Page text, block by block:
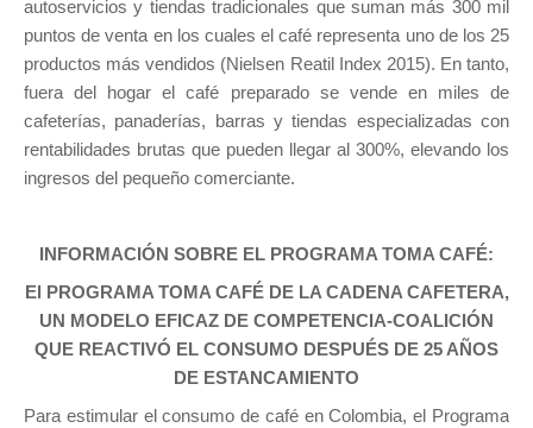
autoservicios y tiendas tradicionales que suman más 300 mil
puntos de venta en los cuales el café representa uno de los 25
productos más vendidos (Nielsen Reatil Index 2015). En tanto,
fuera del hogar el café preparado se vende en miles de
cafeterías, panaderías, barras y tiendas especializadas con
rentabilidades brutas que pueden llegar al 300%, elevando los
ingresos del pequeño comerciante.
INFORMACIÓN SOBRE EL PROGRAMA TOMA CAFÉ:
El PROGRAMA TOMA CAFÉ DE LA CADENA CAFETERA,
UN MODELO EFICAZ DE COMPETENCIA-COALICIÓN
QUE REACTIVÓ EL CONSUMO DESPUÉS DE 25 AÑOS
DE ESTANCAMIENTO
Para estimular el consumo de café en Colombia, el Programa